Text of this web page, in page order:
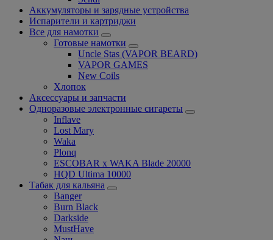
Аккумуляторы и зарядные устройства
Испарители и картриджи
Все для намотки
Готовые намотки
Uncle Stas (VAPOR BEARD)
VAPOR GAMES
New Coils
Хлопок
Аксессуары и запчасти
Одноразовые электронные сигареты
Inflave
Lost Mary
Waka
Plonq
ESCOBAR x WAKA Blade 20000
HQD Ultima 10000
Табак для кальяна
Banger
Burn Black
Darkside
MustHave